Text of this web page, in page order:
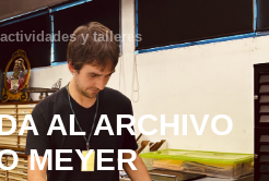
y talleres
AL ARCHIVO
MEYER